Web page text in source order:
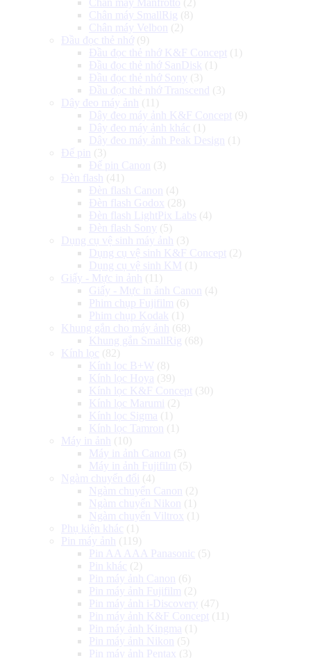
Chân máy SmallRig (8)
Chân máy Velbon
(2)
Đầu đọc thẻ nhớ (9)
Đầu đọc thẻ nhớ K&F Concept (1)
Đầu đọc thẻ nhớ SanDisk (1)
Đầu đọc thẻ nhớ Sony (3)
Đầu đọc thẻ nhớ Transcend
(3)
Dây đeo máy ảnh
(11)
Dây đeo máy ảnh K&F Concept (9)
Dây đeo máy ảnh khác (1)
Dây đeo máy ảnh Peak Design
(1)
Đế pin
(3)
Đế pin Canon
(3)
Đèn flash
(41)
Đèn flash Canon
(4)
Đèn flash Godox (28)
Đèn flash LightPix Labs (4)
Đèn flash Sony (5)
Dụng cụ vệ sinh máy ảnh
(3)
Dụng cụ vệ sinh K&F Concept (2)
Dụng cụ vệ sinh KM (1)
Giấy - Mực in ảnh
(11)
Giấy - Mực in ảnh Canon
(4)
Phim chụp Fujifilm (6)
Phim chụp Kodak (1)
Khung gắn cho máy ảnh
(68)
Khung gắn SmallRig (68)
Kính lọc (82)
Kính lọc B+W (8)
Kính lọc Hoya (39)
Kính lọc K&F Concept (30)
Kính lọc Marumi (2)
Kính lọc Sigma (1)
Kính lọc Tamron
(1)
Máy in ảnh
(10)
Máy in ảnh Canon
(5)
Máy in ảnh Fujifilm (5)
Ngàm chuyển đổi (4)
Ngàm chuyển Canon
(2)
Ngàm chuyển Nikon
(1)
Ngàm chuyển Viltrox (1)
Phụ kiện khác (1)
Pin máy ảnh
(119)
Pin AA AAA Panasonic (5)
Pin khác (2)
Pin máy ảnh Canon
(6)
Pin máy ảnh Fujifilm (2)
Pin máy ảnh i-Discovery (47)
Pin máy ảnh K&F Concept (11)
Pin máy ảnh Kingma (1)
Pin máy ảnh Nikon
(5)
Pin máy ảnh Pentax (3)